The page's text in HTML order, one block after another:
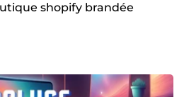
shopify brandée